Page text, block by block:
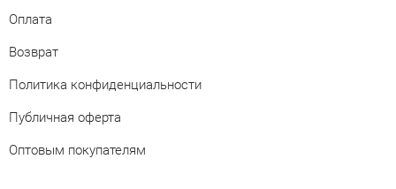
Оплата
Возврат
Политика конфиденциальности
Публичная оферта
Оптовым покупателям